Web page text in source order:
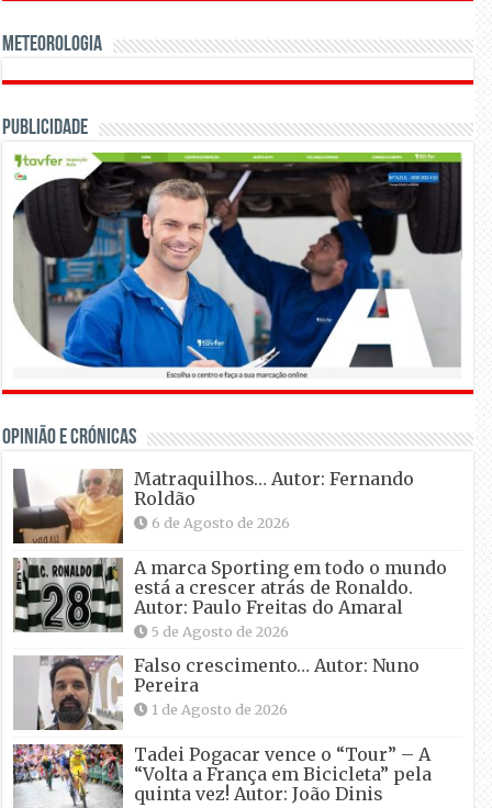
Meteorologia
Publicidade
OPINIÃO E CRÓNICAS
Matraquilhos… Autor: Fernando
Roldão
6 de Agosto de 2026
A marca Sporting em todo o mundo
está a crescer atrás de Ronaldo.
Autor: Paulo Freitas do Amaral
5 de Agosto de 2026
Falso crescimento… Autor: Nuno
Pereira
1 de Agosto de 2026
Tadei Pogacar vence o “Tour” – A
“Volta a França em Bicicleta” pela
quinta vez! Autor: João Dinis